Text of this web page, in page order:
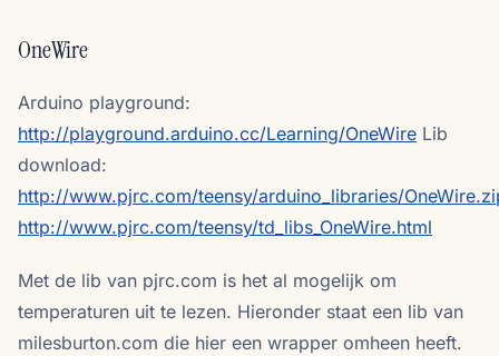
OneWire
Arduino playground:
http://playground.arduino.cc/Learning/OneWire Lib
download:
http://www.pjrc.com/teensy/arduino_libraries/
http://www.pjrc.com/teensy/td_libs_OneWire.html
Met de lib van pjrc.com is het al mogelijk om
temperaturen uit te lezen. Hieronder staat een lib van
milesburton.com die hier een wrapper omheen heeft.